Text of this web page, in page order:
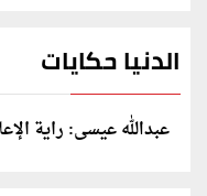
الدنيا حكايات
عبدالله عيسى: راية